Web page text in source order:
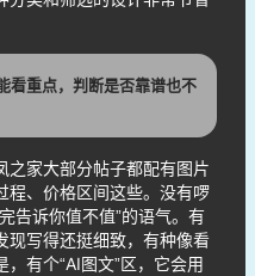
看重点，判断是否靠谱也不
之家大部分帖子都配有图片
程、价格区间这些。没有啰
告诉你值不值”的语气。有
现写得还挺细致，有种像看
有个“AI图文”区，它会用